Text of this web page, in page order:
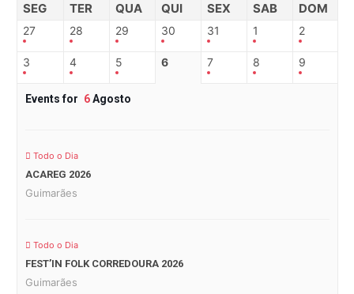
SEG TER QUA QUI SEX SAB DOM
27 28 29 30 31 1 2
3 4 5 6 7 8 9
Events for 6Agosto
Todo o Dia
ACAREG 2026
Guimarães
Todo o Dia
FEST’IN FOLK CORREDOURA 2026
Guimarães